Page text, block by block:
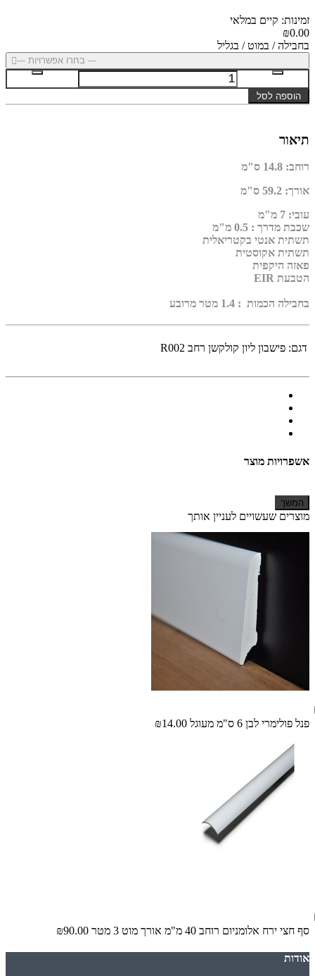
זמינות: קיים במלאי
₪0.00
בחבילה / במוט / בגליל
--- בחרו אפשרויות ---
הוספה לסל
תיאור
רוחב: 14.8 ס"מ
אורך: 59.2 ס"מ
עובי: 7 מ"מ
שכבת מדרך : 0.5 מ"מ
תשתית אנטי בקטריאלית
תשתית אקוסטית
פאזה היקפית
הטבעת EIR
בחבילה הכמות : 1.4 מטר מרובע
דגם: פישבון ליון קולקשן רחב R002
אשפרויות מוצר
המשך
מוצרים שעשויים לעניין אותך
פנל פולימרי לבן 6 ס"מ מעוגל ₪14.00
סף חצי ירח אלומניום רוחב 40 מ"מ אורך מוט 3 מטר ₪90.00
אודות